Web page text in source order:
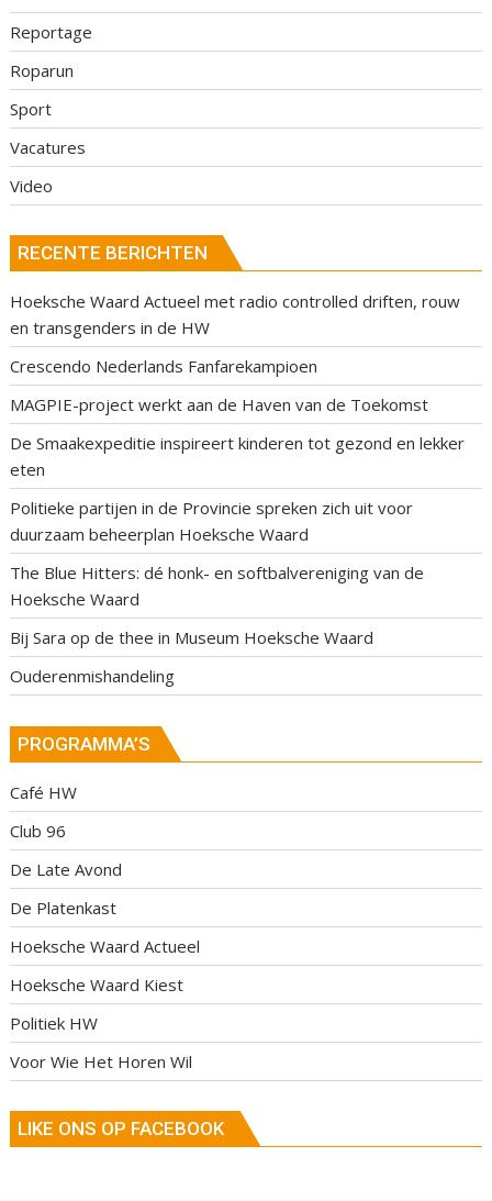
Reportage
Roparun
Sport
Vacatures
Video
RECENTE BERICHTEN
Hoeksche Waard Actueel met radio controlled driften, rouw
en transgenders in de HW
Crescendo Nederlands Fanfarekampioen
MAGPIE-project werkt aan de Haven van de Toekomst
De Smaakexpeditie inspireert kinderen tot gezond en lekker
eten
Politieke partijen in de Provincie spreken zich uit voor
duurzaam beheerplan Hoeksche Waard
The Blue Hitters: dé honk- en softbalvereniging van de
Hoeksche Waard
Bij Sara op de thee in Museum Hoeksche Waard
Ouderenmishandeling
PROGRAMMA’S
Café HW
Club 96
De Late Avond
De Platenkast
Hoeksche Waard Actueel
Hoeksche Waard Kiest
Politiek HW
Voor Wie Het Horen Wil
LIKE ONS OP FACEBOOK